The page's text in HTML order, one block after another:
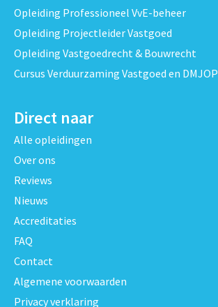
Opleiding Professioneel VvE-beheer
Opleiding Projectleider Vastgoed
Opleiding Vastgoedrecht & Bouwrecht
Cursus Verduurzaming Vastgoed en DMJOP
Direct naar
Alle opleidingen
Over ons
Reviews
Nieuws
Accreditaties
FAQ
Contact
Algemene voorwaarden
Privacy verklaring